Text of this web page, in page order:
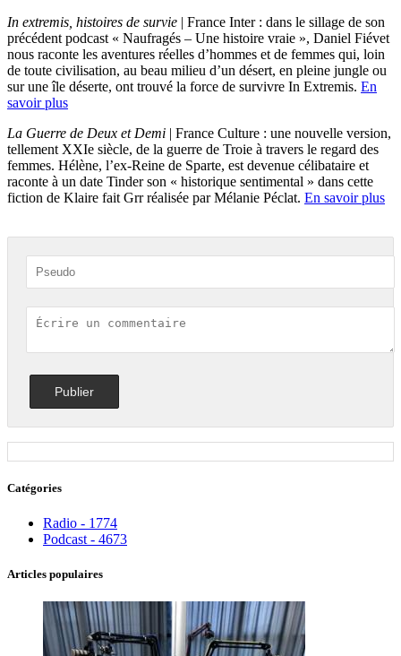
In extremis, histoires de survie | France Inter : dans le sillage de son
précédent podcast « Naufragés – Une histoire vraie », Daniel Fiévet
nous raconte les aventures réelles d’hommes et de femmes qui, loin
de toute civilisation, au beau milieu d’un désert, en pleine jungle ou
sur une île déserte, ont trouvé la force de survivre In Extremis. En
savoir plus
La Guerre de Deux et Demi | France Culture : une nouvelle version,
tellement XXIe siècle, de la guerre de Troie à travers le regard des
femmes. Hélène, l’ex-Reine de Sparte, est devenue célibataire et
raconte à un date Tinder son « historique sentimental » dans cette
fiction de Klaire fait Grr réalisée par Mélanie Péclat. En savoir plus
Catégories
Radio - 1774
Podcast - 4673
Articles populaires